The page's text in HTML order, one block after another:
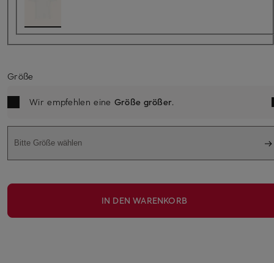
Größe
Wir empfehlen eine Größe größer.
Bitte Größe wählen
IN DEN WARENKORB